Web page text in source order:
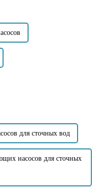
Компактная
для сточных вод
насосов для сточных